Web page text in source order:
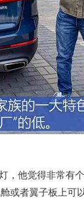
他觉得非常有
或者翼子板上可